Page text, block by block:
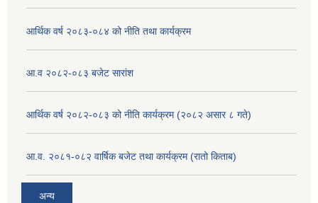
आर्थिक वर्ष २०८३-०८४ को नीति तथा कार्यक्रम
आ.व २०८२-०८३ बजेट सारांश
आर्थिक वर्ष २०८२-०८३ को नीति कार्यक्रम (२०८२ असार ८ गते)
आ.व. २०८१-०८२ वार्षिक बजेट तथा कार्यक्रम (रातो किताब)
अन्य